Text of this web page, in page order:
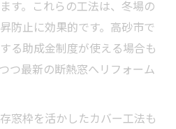
す。これらの工法は、冬場の
防止に効果的です。高砂市で
る助成金制度が使える場合も
つ最新の断熱窓へリフォーム
窓枠を活かしたカバー工法も